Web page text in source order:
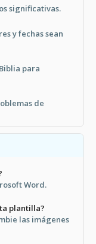
significativas.
y fechas sean
para
de
Word.
plantilla?
las imágenes